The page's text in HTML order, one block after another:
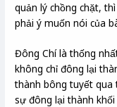
quản lý chồng chặt,
phải ý muốn nói của
Đông Chí là thống
không chỉ đông lại
thành bông tuyết qua
sự đông lại thành